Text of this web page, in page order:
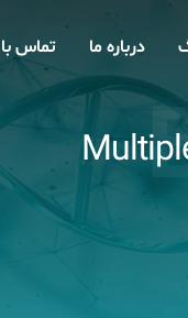
درباره ما تماس